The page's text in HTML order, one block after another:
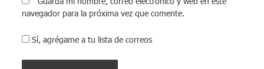
navegador para la próxima vez que comente.
Sí, agrégame a tu lista de correos